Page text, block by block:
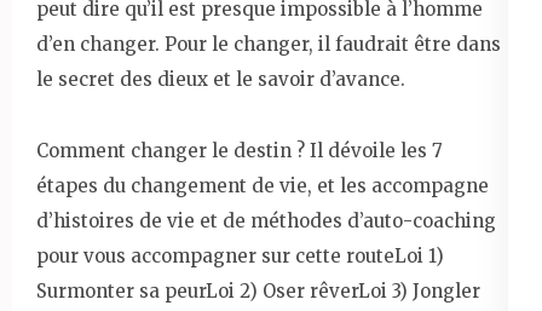
peut dire qu’il est presque impossible à l’homme
d’en changer. Pour le changer, il faudrait être dans
le secret des dieux et le savoir d’avance.
Comment changer le destin ? Il dévoile les 7
étapes du changement de vie, et les accompagne
d’histoires de vie et de méthodes d’auto-coaching
pour vous accompagner sur cette routeLoi 1)
Surmonter sa peurLoi 2) Oser rêverLoi 3) Jongler